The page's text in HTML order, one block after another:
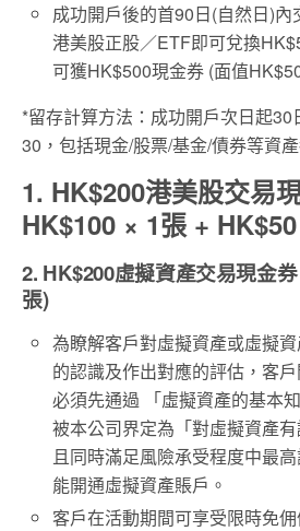
成功開戶後的首90日(自然日)
港美股正股／ETF即可兌換
可獲HK$500現金券 (面值
*留存計算方法：成功開戶次日起
30，包括現金/股票/基金/債券等資
1. HK$200港美股交易
HK$100 × 1張 +
2. HK$200虛擬資產交易現金
張)
為瞭解客戶對虛擬資產或虛擬
的認識及作出對應的評估，客
必須先通過 「虛擬資產的基本
被本公司界定為「對虛擬資產有
且同時滿足風險承受程度中最
能開通虛擬資產賬戶。
客戶在活動期間可享受限時免